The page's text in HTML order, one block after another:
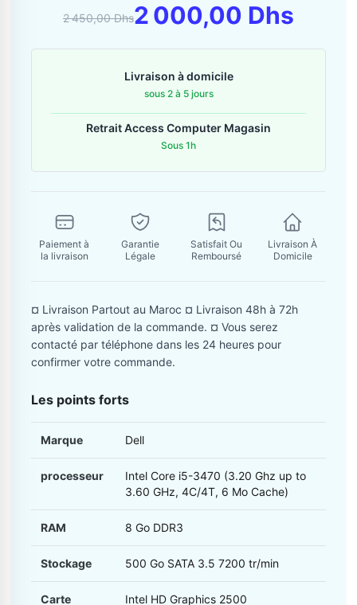
Contactez-nous
2 450,00 Dhs2 000,00 Dhs
Livraison à domicile
sous 2 à 5 jours
Retrait Access Computer Magasin
Sous 1h
Paiement à
la livraison
Garantie
Légale
Satisfait Ou
Remboursé
Livraison À
Domicile
¤ Livraison Partout au Maroc ¤ Livraison 48h à 72h
après validation de la commande. ¤ Vous serez
contacté par téléphone dans les 24 heures pour
confirmer votre commande.
Les points forts
Marque Dell
processeur
Intel Core i5-3470 (3.20 Ghz up to
3.60 GHz, 4C/4T, 6 Mo Cache)
RAM 8 Go DDR3
Stockage 500 Go SATA 3.5 7200 tr/min
Carte
Intel HD Graphics 2500